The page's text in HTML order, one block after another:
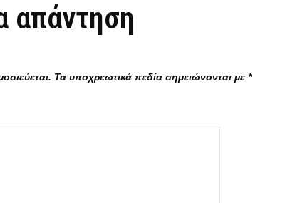
απάντηση
Τα υποχρεωτικά πεδία σημειώνονται με *